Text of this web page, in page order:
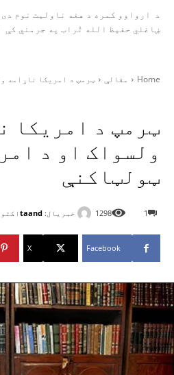
د ارواوو کمره د هغه ناولیت نوم دی
ښاغلي حفیظ الله تُراب په جرمني کې